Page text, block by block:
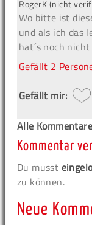
RogerK (nicht
Wo bitte ist
und als ich das
hat´s noch nicht
Gefällt 2
Gefällt mir:
Alle
Kommentar
Du musst
zu können.
Neue